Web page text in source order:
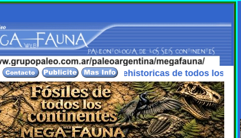
criaturas prehistoricas de todos los continentes.